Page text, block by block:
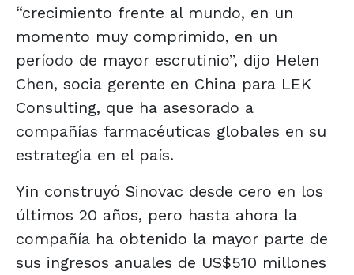
“crecimiento frente al mundo, en un
momento muy comprimido, en un
período de mayor escrutinio”, dijo Helen
Chen, socia gerente en China para LEK
Consulting, que ha asesorado a
compañías farmacéuticas globales en su
estrategia en el país.
Yin construyó Sinovac desde cero en los
últimos 20 años, pero hasta ahora la
compañía ha obtenido la mayor parte de
sus ingresos anuales de US$510 millones